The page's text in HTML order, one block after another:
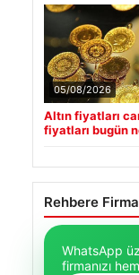
05/08/2026
Altın fiyatları
fiyatları bugün
Rehbere
WhatsApp
firmanızı